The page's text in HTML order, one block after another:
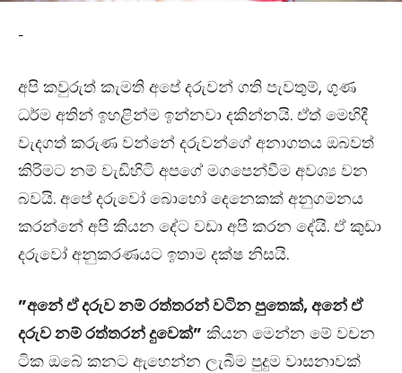
-
අපි කවුරුත් කැමති අපේ දරුවන් ගති පැවතුම්, ගුණ
ධර්ම අතින් ඉහළින්ම ඉන්නවා දකින්නයි. ඒත් මෙහිදී
වැදගත් කරුණ වන්නේ දරුවන්ගේ අනාගතය ඔබවත්
කිරිමට නම් වැඩිහිටි අපගේ මගපෙන්වීම අවශ්‍ය වන
බවයි. අපේ දරුවෝ බොහෝ දෙනෙකක් අනුගමනය
කරන්නේ අපි කියන දේට වඩා අපි කරන දේයි. ඒ කුඩා
දරුවෝ අනුකරණයට ඉතාම දක්ෂ නිසයි.
”අනේ ඒ දරුව නම් රත්තරන් වටින පුතෙක්, අනේ ඒ
දරුව නම් රත්තරන් දුවෙක්” කියන මෙන්න මේ වචන
ටික ඔබේ කනට ඇහෙන්න ලැබීම පුදුම වාසනාවක්